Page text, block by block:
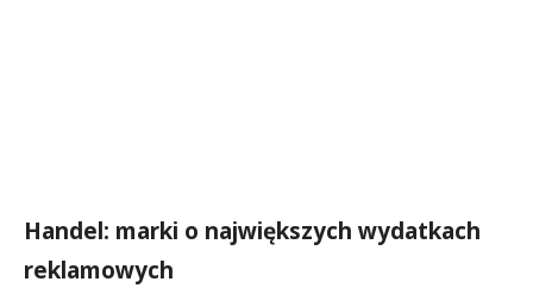
Handel: marki o największych wydatkach
reklamowych